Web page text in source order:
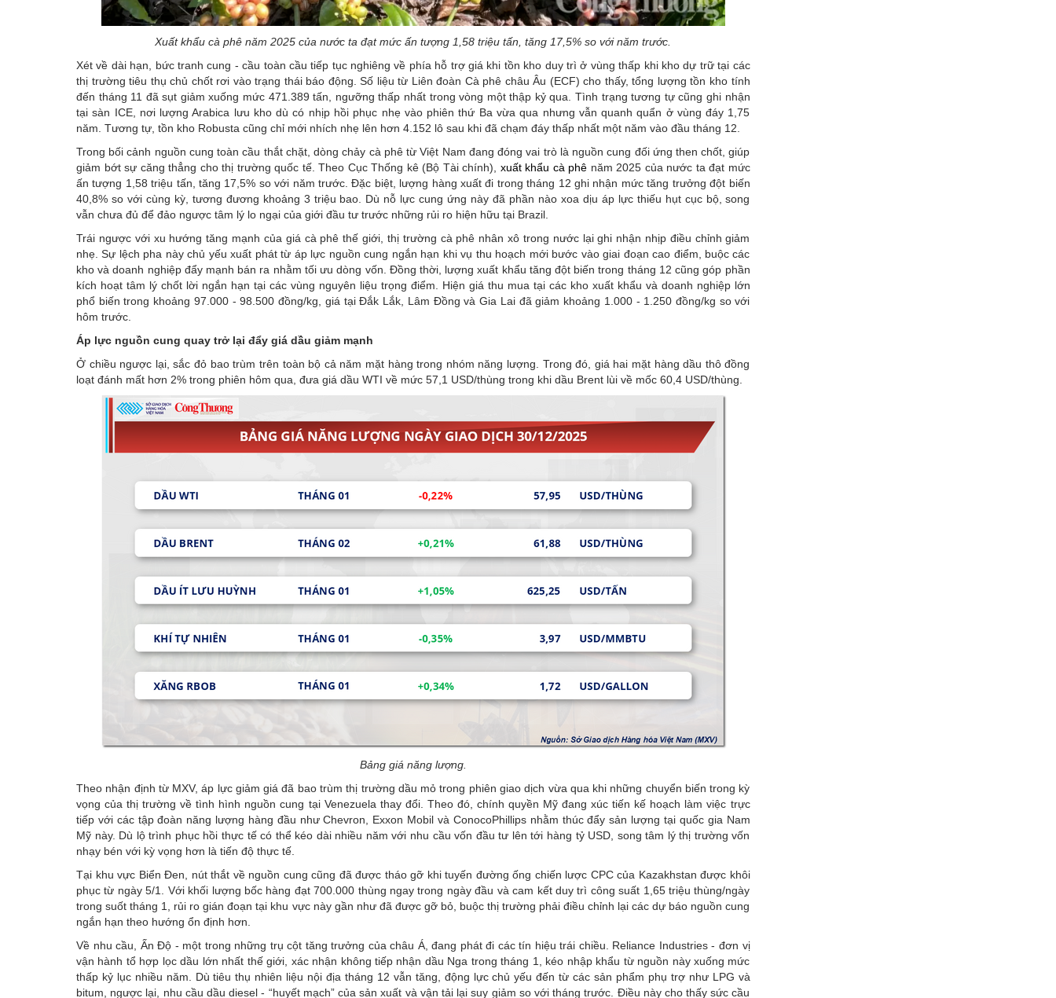
Xuất khẩu cà phê năm 2025 của nước ta đạt mức ấn tượng 1,58 triệu tấn, tăng 17,5% so với năm trước.
Xét về dài hạn, bức tranh cung - cầu toàn cầu tiếp tục nghiêng về phía hỗ trợ giá khi tồn kho duy trì ở vùng thấp khi kho dự trữ tại các
thị trường tiêu thụ chủ chốt rơi vào trạng thái báo động. Số liệu từ Liên đoàn Cà phê châu Âu (ECF) cho thấy, tổng lượng tồn kho tính
đến tháng 11 đã sụt giảm xuống mức 471.389 tấn, ngưỡng thấp nhất trong vòng một thập kỷ qua. Tình trạng tương tự cũng ghi nhận
tại sàn ICE, nơi lượng Arabica lưu kho dù có nhịp hồi phục nhẹ vào phiên thứ Ba vừa qua nhưng vẫn quanh quẩn ở vùng đáy 1,75
năm. Tương tự, tồn kho Robusta cũng chỉ mới nhích nhẹ lên hơn 4.152 lô sau khi đã chạm đáy thấp nhất một năm vào đầu tháng 12.
Trong bối cảnh nguồn cung toàn cầu thắt chặt, dòng chảy cà phê từ Việt Nam đang đóng vai trò là nguồn cung đối ứng then chốt, giúp
giảm bớt sự căng thẳng cho thị trường quốc tế. Theo Cục Thống kê (Bộ Tài chính), xuất khẩu cà phê năm 2025 của nước ta đạt mức
ấn tượng 1,58 triệu tấn, tăng 17,5% so với năm trước. Đặc biệt, lượng hàng xuất đi trong tháng 12 ghi nhận mức tăng trưởng đột biến
40,8% so với cùng kỳ, tương đương khoảng 3 triệu bao. Dù nỗ lực cung ứng này đã phần nào xoa dịu áp lực thiếu hụt cục bộ, song
vẫn chưa đủ để đảo ngược tâm lý lo ngại của giới đầu tư trước những rủi ro hiện hữu tại Brazil.
Trái ngược với xu hướng tăng mạnh của giá cà phê thế giới, thị trường cà phê nhân xô trong nước lại ghi nhận nhịp điều chỉnh giảm
nhẹ. Sự lệch pha này chủ yếu xuất phát từ áp lực nguồn cung ngắn hạn khi vụ thu hoạch mới bước vào giai đoạn cao điểm, buộc các
kho và doanh nghiệp đẩy mạnh bán ra nhằm tối ưu dòng vốn. Đồng thời, lượng xuất khẩu tăng đột biến trong tháng 12 cũng góp phần
kích hoạt tâm lý chốt lời ngắn hạn tại các vùng nguyên liệu trọng điểm. Hiện giá thu mua tại các kho xuất khẩu và doanh nghiệp lớn
phổ biến trong khoảng 97.000 - 98.500 đồng/kg, giá tại Đắk Lắk, Lâm Đồng và Gia Lai đã giảm khoảng 1.000 - 1.250 đồng/kg so với
hôm trước.
Áp lực nguồn cung quay trở lại đẩy giá dầu giảm mạnh
Ở chiều ngược lại, sắc đỏ bao trùm trên toàn bộ cả năm mặt hàng trong nhóm năng lượng. Trong đó, giá hai mặt hàng dầu thô đồng
loạt đánh mất hơn 2% trong phiên hôm qua, đưa giá dầu WTI về mức 57,1 USD/thùng trong khi dầu Brent lùi về mốc 60,4 USD/thùng.
Bảng giá năng lượng.
Theo nhận định từ MXV, áp lực giảm giá đã bao trùm thị trường dầu mỏ trong phiên giao dịch vừa qua khi những chuyển biến trong kỳ
vọng của thị trường về tình hình nguồn cung tại Venezuela thay đổi. Theo đó, chính quyền Mỹ đang xúc tiến kế hoạch làm việc trực
tiếp với các tập đoàn năng lượng hàng đầu như Chevron, Exxon Mobil và ConocoPhillips nhằm thúc đẩy sản lượng tại quốc gia Nam
Mỹ này. Dù lộ trình phục hồi thực tế có thể kéo dài nhiều năm với nhu cầu vốn đầu tư lên tới hàng tỷ USD, song tâm lý thị trường vốn
nhạy bén với kỳ vọng hơn là tiến độ thực tế.
Tại khu vực Biển Đen, nút thắt về nguồn cung cũng đã được tháo gỡ khi tuyến đường ống chiến lược CPC của Kazakhstan được khôi
phục từ ngày 5/1. Với khối lượng bốc hàng đạt 700.000 thùng ngay trong ngày đầu và cam kết duy trì công suất 1,65 triệu thùng/ngày
trong suốt tháng 1, rủi ro gián đoạn tại khu vực này gần như đã được gỡ bỏ, buộc thị trường phải điều chỉnh lại các dự báo nguồn cung
ngắn hạn theo hướng ổn định hơn.
Về nhu cầu, Ấn Độ - một trong những trụ cột tăng trưởng của châu Á, đang phát đi các tín hiệu trái chiều. Reliance Industries - đơn vị
vận hành tổ hợp lọc dầu lớn nhất thế giới, xác nhận không tiếp nhận dầu Nga trong tháng 1, kéo nhập khẩu từ nguồn này xuống mức
thấp kỷ lục nhiều năm. Dù tiêu thụ nhiên liệu nội địa tháng 12 vẫn tăng, động lực chủ yếu đến từ các sản phẩm phụ trợ như LPG và
bitum, ngược lại, nhu cầu dầu diesel - “huyết mạch” của sản xuất và vận tải lại suy giảm so với tháng trước. Điều này cho thấy sức cầu